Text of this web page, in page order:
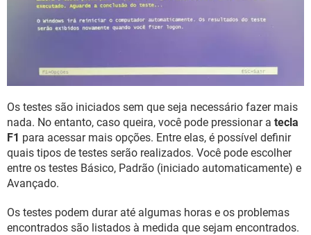
Os testes são iniciados sem que seja necessário fazer mais
nada. No entanto, caso queira, você pode pressionar a tecla
F1 para acessar mais opções. Entre elas, é possível definir
quais tipos de testes serão realizados. Você pode escolher
entre os testes Básico, Padrão (iniciado automaticamente) e
Avançado.
Os testes podem durar até algumas horas e os problemas
encontrados são listados à medida que sejam encontrados.